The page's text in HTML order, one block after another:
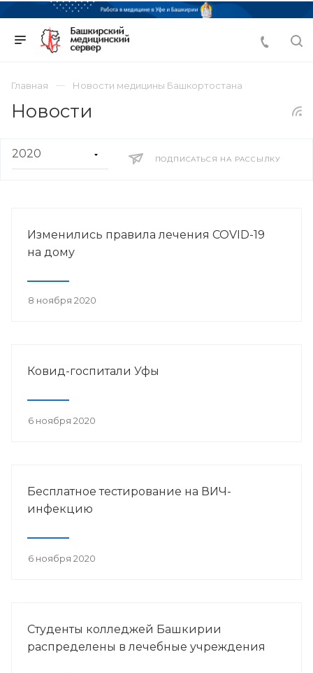
Главная Новости медицины Башкортостана
Новости
ПОДПИСАТЬСЯ НА РАССЫЛКУ
Изменились правила лечения COVID-19
на дому
8 ноября 2020
Ковид-госпитали Уфы
6 ноября 2020
Бесплатное тестирование на ВИЧ-
инфекцию
6 ноября 2020
Студенты колледжей Башкирии
распределены в лечебные учреждения